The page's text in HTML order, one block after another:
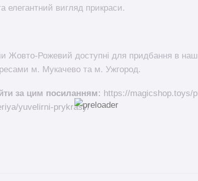
елегантний вигляд прикраси.
Жовто-Рожевий доступні для придбання в
м. Мукачево та м. Ужгород.
за цим посиланням: https://magicshop.toys/
yuvelirni-prykrasy/